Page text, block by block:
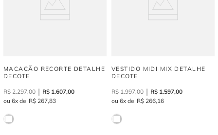
MACACÃO RECORTE DETALHE
DECOTE
R$ 2.297,00 R$ 1.607,00
6
R$ 267,83
VESTIDO MIDI MIX DETALHE
DECOTE
R$ 1.997,00 R$ 1.597,00
6
R$ 266,16